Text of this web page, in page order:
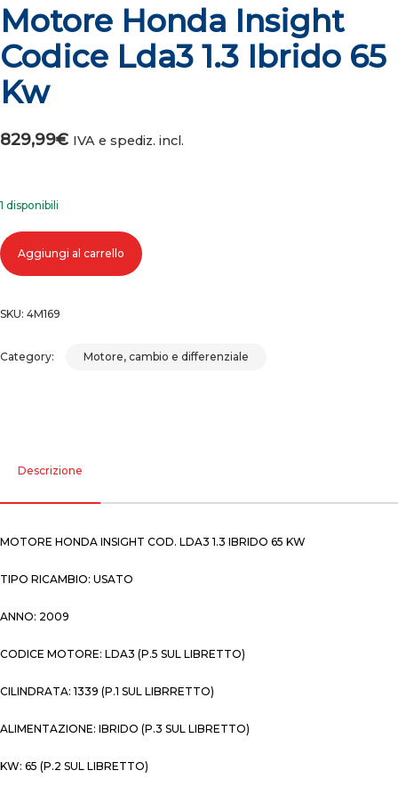
Motore Honda Insight
Codice Lda3 1.3 Ibrido 65
Kw
829,99€ IVA e spediz. incl.
1 disponibili
Motore honda insight codice lda3 1.3 ibrido 65 kw quantità
Aggiungi al carrello
SKU: 4M169
Category: Motore, cambio e differenziale
Descrizione
MOTORE HONDA INSIGHT COD. LDA3 1.3 IBRIDO 65 KW
TIPO RICAMBIO: USATO
ANNO: 2009
CODICE MOTORE: LDA3 (P.5 SUL LIBRETTO)
CILINDRATA: 1339 (P.1 SUL LIBRRETTO)
ALIMENTAZIONE: IBRIDO (P.3 SUL LIBRETTO)
KW: 65 (P.2 SUL LIBRETTO)